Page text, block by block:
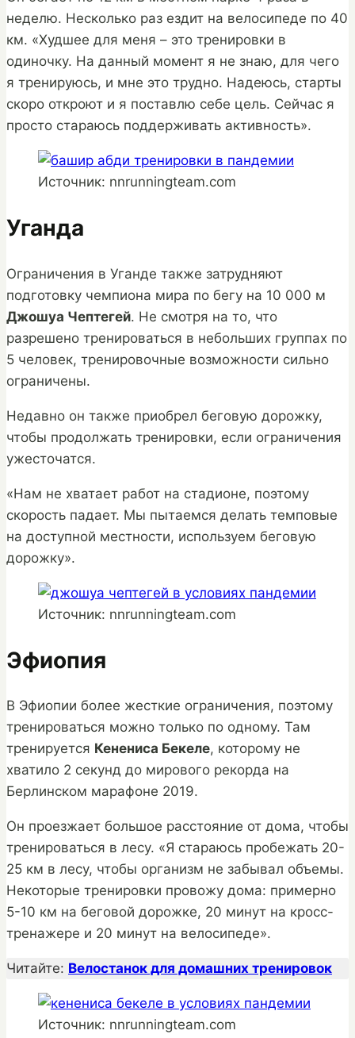
неделю. Несколько раз ездит на велосипеде по 40
км. «Худшее для меня – это тренировки в
одиночку. На данный момент я не знаю, для чего
я тренируюсь, и мне это трудно. Надеюсь, старты
скоро откроют и я поставлю себе цель. Сейчас я
просто стараюсь поддерживать активность».
Источник: nnrunningteam.com
Уганда
Ограничения в Уганде также затрудняют
подготовку чемпиона мира по бегу на 10 000 м
Джошуа Чептегей. Не смотря на то, что
разрешено тренироваться в небольших группах по
5 человек, тренировочные возможности сильно
ограничены.
Недавно он также приобрел беговую дорожку,
чтобы продолжать тренировки, если ограничения
ужесточатся.
«Нам не хватает работ на стадионе, поэтому
скорость падает. Мы пытаемся делать темповые
на доступной местности, используем беговую
дорожку».
Источник: nnrunningteam.com
Эфиопия
В Эфиопии более жесткие ограничения, поэтому
тренироваться можно только по одному. Там
тренируется Кенениса Бекеле, которому не
хватило 2 секунд до мирового рекорда на
Берлинском марафоне 2019.
Он проезжает большое расстояние от дома, чтобы
тренироваться в лесу. «Я стараюсь пробежать 20-
25 км в лесу, чтобы организм не забывал объемы.
Некоторые тренировки провожу дома: примерно
5-10 км на беговой дорожке, 20 минут на кросс-
тренажере и 20 минут на велосипеде».
Читайте: Велостанок для домашних тренировок
Источник: nnrunningteam.com